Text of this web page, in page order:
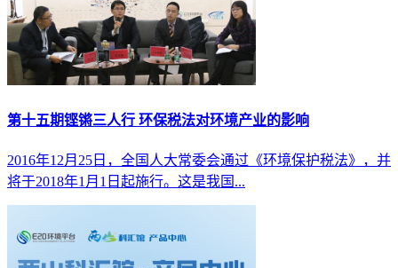
第十五期铿锵三人行 环保税法对环境产业的影响
2016年12月25日，全国人大常委会通过《环境保护税法》，并
将于2018年1月1日起施行。这是我国...